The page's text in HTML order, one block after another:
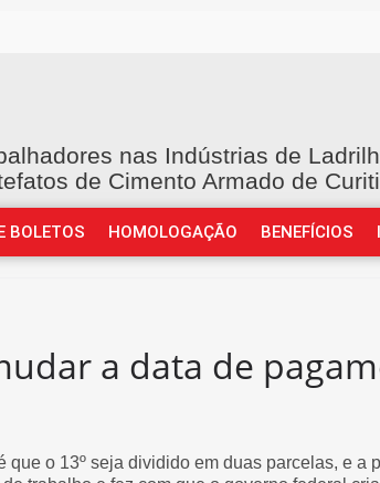
nas Indústrias de
de Cimento Armado de
BOLETOS HOMOLOGAÇÃO BENEFÍCIOS
a data de
o 13º seja dividido em duas parcelas, e a